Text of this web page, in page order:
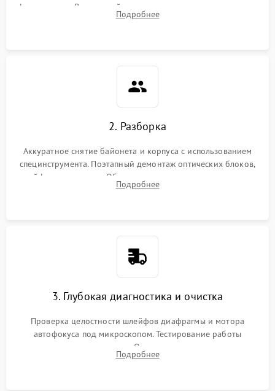
фокусировки. Визуальный осмотр линз на наличие царапин,
грибка, пыли и оценка состояния контактов байонета.
Подробнее
2. Разборка
Аккуратное снятие байонета и корпуса с использованием
специнструмента. Поэтапный демонтаж оптических блоков,
шлейфов и приводов. Обязательная маркировка положения
линзовых групп для сохранения заводской центровки при
Подробнее
3. Глубокая диагностика и очистка
Проверка целостности шлейфов диафрагмы и мотора
автофокуса под микроскопом. Тестирование работы
электромагнитного привода. Очистка оптических элементов
от пыли, следов влаги и грибка спецрастворами без
Подробнее